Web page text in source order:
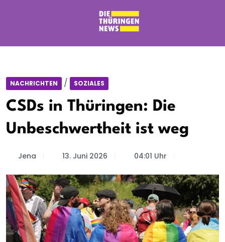
NACHRICHTEN / SOZIALES
CSDs in Thüringen: Die
Unbeschwertheit ist weg
Jena 13. Juni 2026 04:01 Uhr